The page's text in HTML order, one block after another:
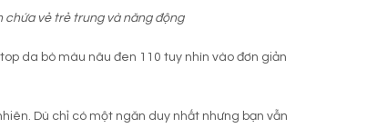
chứa vẻ trẻ trung và năng động
da bò màu nâu đen 110 tuy nhìn vào đơn giản
Dù chỉ có một ngăn duy nhất nhưng bạn vẫn